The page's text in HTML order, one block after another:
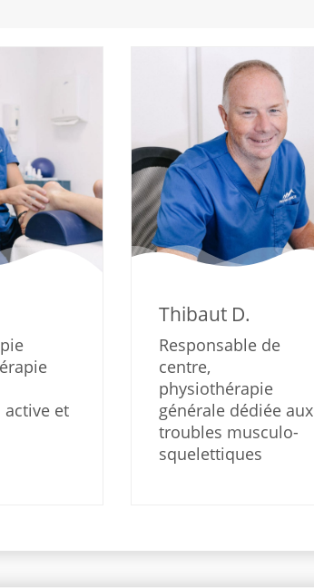
et
Thibaut D.
Responsable de
centre,
physiothérapie
générale dédiée aux
troubles musculo-
squelettiques